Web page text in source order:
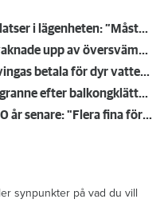
Så undviker du mögel – fyra riskplatser i lägenheten: ”Måste städa bort”
Satte på vattnet och somnade – vaknade upp av översvämning hos grannen
Rensade inte hålet i kylskåpet – tvingas betala för dyr vattenskada
Naken gängkriminell knivhotade granne efter balkongklättring
Kompisdealen blev verklighet – 40 år senare: "Flera fina fördelar med att dela bostad"
synpunkter på vad du vill